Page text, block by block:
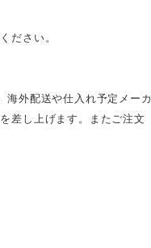
ださい。
海外配送や仕入れ予定メーカ
差し上げます。またご注文